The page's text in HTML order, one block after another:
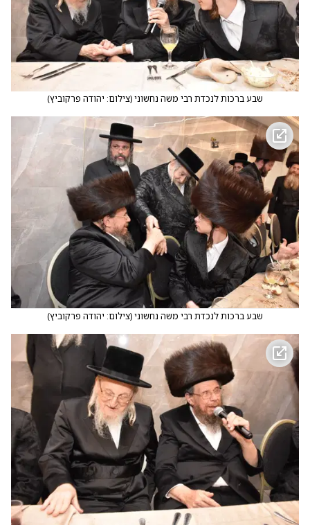
שבע ברכות לנכדת רבי משה נחשוני(צילום: יהודה פרקוביץ)
שבע ברכות לנכדת רבי משה נחשוני(צילום: יהודה פרקוביץ)